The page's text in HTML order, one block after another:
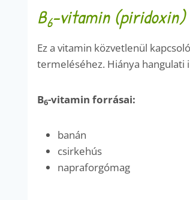
B6-vitamin (piridoxin)
Ez a vitamin közvetlenül
termeléséhez. Hiánya hangulati
B6-vitamin forrásai:
banán
csirkehús
napraforgómag